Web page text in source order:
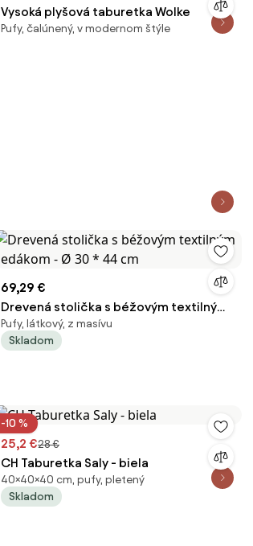
Vysoká plyšová taburetka Wolke
Pufy, čalúnený, v modernom štýle
69,29 €
Drevená stolička s béžovým textilným
sedákom - Ø 30 * 44 cm
Pufy, látkový, z masívu
Skladom
-10 %
25,2 €28 €
CH Taburetka Saly - biela
40×40×40 cm, pufy, pletený
Skladom